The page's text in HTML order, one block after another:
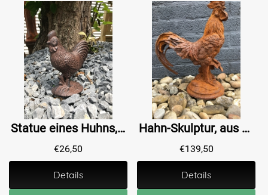
Statue eines Huhns, aus Gusseisen
€26,50
Details
Hahn-Skulptur, aus schwerem Gusseisen
€139,50
Details